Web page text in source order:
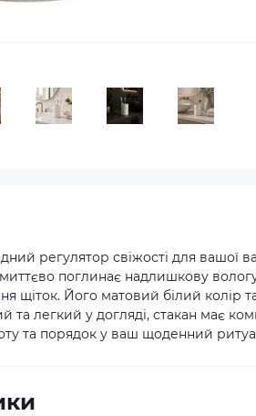
регулятор свіжості для вашої
поглинає надлишкову
щіток. Його матовий білий колір
та легкий у догляді, стакан має
та порядок у ваш щоденний